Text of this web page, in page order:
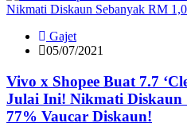
Gajet
05/07/2021
Vivo x Shopee Buat 7.7
Julai Ini! Nikmati Diskaun
77% Vaucar Diskaun!